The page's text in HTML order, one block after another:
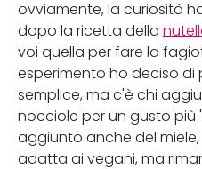
ovviamente, la curiosità
dopo la ricetta della
voi quella per fare la
esperimento ho deciso
semplice, ma c'è chi
nocciole per un gusto più
aggiunto anche del
adatta ai vegani, ma